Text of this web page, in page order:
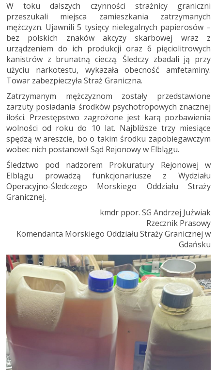
W toku dalszych czynności strażnicy graniczni
przeszukali miejsca zamieszkania zatrzymanych
mężczyzn. Ujawnili 5 tysięcy nielegalnych papierosów –
bez polskich znaków akcyzy skarbowej wraz z
urządzeniem do ich produkcji oraz 6 pięciolitrowych
kanistrów z brunatną cieczą. Śledczy zbadali ją przy
użyciu narkotestu, wykazała obecność amfetaminy.
Towar zabezpieczyła Straż Graniczna.
Zatrzymanym mężczyznom zostały przedstawione
zarzuty posiadania środków psychotropowych znacznej
ilości. Przestępstwo zagrożone jest karą pozbawienia
wolności od roku do 10 lat. Najbliższe trzy miesiące
spędzą w areszcie, bo o takim środku zapobiegawczym
wobec nich postanowił Sąd Rejonowy w Elblągu.
Śledztwo pod nadzorem Prokuratury Rejonowej w
Elblągu prowadzą funkcjonariusze z Wydziału
Operacyjno-Śledczego Morskiego Oddziału Straży
Granicznej.
kmdr ppor. SG Andrzej Juźwiak
Rzecznik Prasowy
Komendanta Morskiego Oddziału Straży Granicznej w
Gdańsku